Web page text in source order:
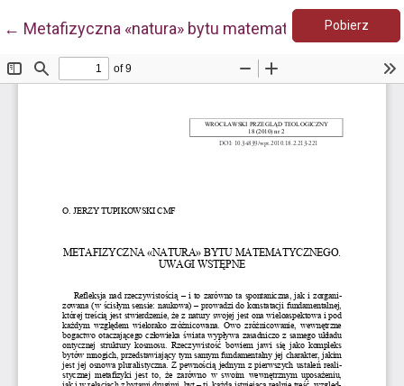
← Wróć do szczegółów artykułu
Metafizyczna «natura» bytu matematycznego.
Pobierz